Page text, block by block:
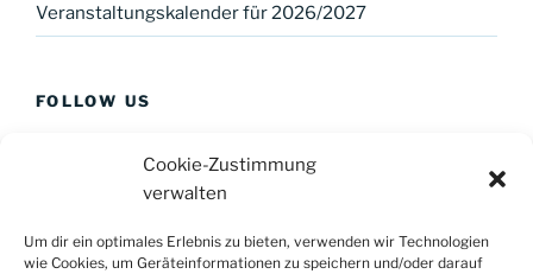
Cookie-Zustimmung
verwalten
Um dir ein optimales Erlebnis zu bieten, verwenden wir Technologien
wie Cookies, um Geräteinformationen zu speichern und/oder darauf
Veranstaltungskalender für 2026/2027
FOLLOW US
Bildnachweise